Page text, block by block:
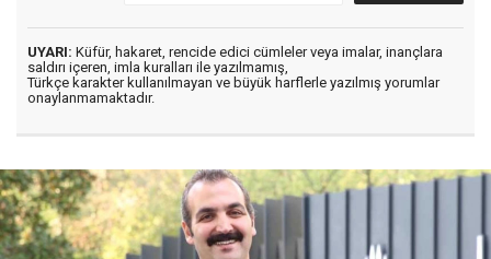
UYARI: Küfür, hakaret, rencide edici cümleler veya imalar, inançlara
saldırı içeren, imla kuralları ile yazılmamış,
Türkçe karakter kullanılmayan ve büyük harflerle yazılmış yorumlar
onaylanmamaktadır.